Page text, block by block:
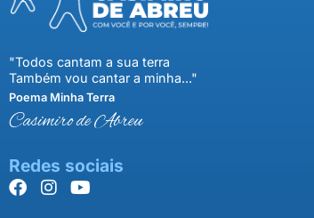
"Todos cantam a sua terra
Também vou cantar a minha..."
Poema Minha Terra
Casimiro de Abreu
Redes sociais